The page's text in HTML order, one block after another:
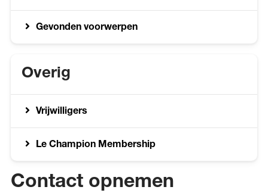
Gevonden voorwerpen
Overig
Vrijwilligers
Le Champion Membership
Contact opnemen